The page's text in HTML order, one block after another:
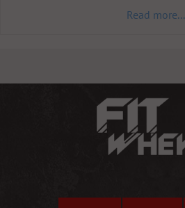
Read more...